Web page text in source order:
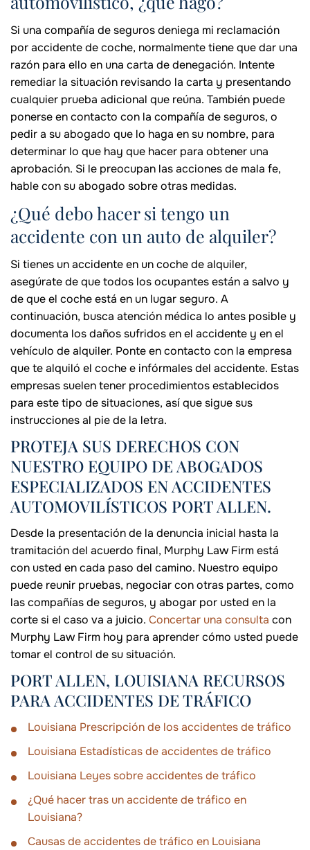
Si una compañía de seguros deniega mi reclamación
por accidente de coche, normalmente tiene que dar una
razón para ello en una carta de denegación. Intente
remediar la situación revisando la carta y presentando
cualquier prueba adicional que reúna. También puede
ponerse en contacto con la compañía de seguros, o
pedir a su abogado que lo haga en su nombre, para
determinar lo que hay que hacer para obtener una
aprobación. Si le preocupan las acciones de mala fe,
hable con su abogado sobre otras medidas.
¿Qué debo hacer si tengo un
accidente con un auto de alquiler?
Si tienes un accidente en un coche de alquiler,
asegúrate de que todos los ocupantes están a salvo y
de que el coche está en un lugar seguro. A
continuación, busca atención médica lo antes posible y
documenta los daños sufridos en el accidente y en el
vehículo de alquiler. Ponte en contacto con la empresa
que te alquiló el coche e infórmales del accidente. Estas
empresas suelen tener procedimientos establecidos
para este tipo de situaciones, así que sigue sus
instrucciones al pie de la letra.
PROTEJA SUS DERECHOS CON
NUESTRO EQUIPO DE ABOGADOS
ESPECIALIZADOS EN ACCIDENTES
AUTOMOVILÍSTICOS PORT ALLEN.
Desde la presentación de la denuncia inicial hasta la
tramitación del acuerdo final, Murphy Law Firm está
con usted en cada paso del camino. Nuestro equipo
puede reunir pruebas, negociar con otras partes, como
las compañías de seguros, y abogar por usted en la
corte si el caso va a juicio. Concertar una consulta con
Murphy Law Firm hoy para aprender cómo usted puede
tomar el control de su situación.
PORT ALLEN, LOUISIANA RECURSOS
PARA ACCIDENTES DE TRÁFICO
Louisiana Prescripción de los accidentes de tráfico
Louisiana Estadísticas de accidentes de tráfico
Louisiana Leyes sobre accidentes de tráfico
¿Qué hacer tras un accidente de tráfico en
Louisiana?
Causas de accidentes de tráfico en Louisiana